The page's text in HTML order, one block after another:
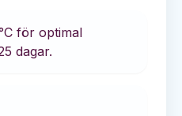
för optimal
dagar.